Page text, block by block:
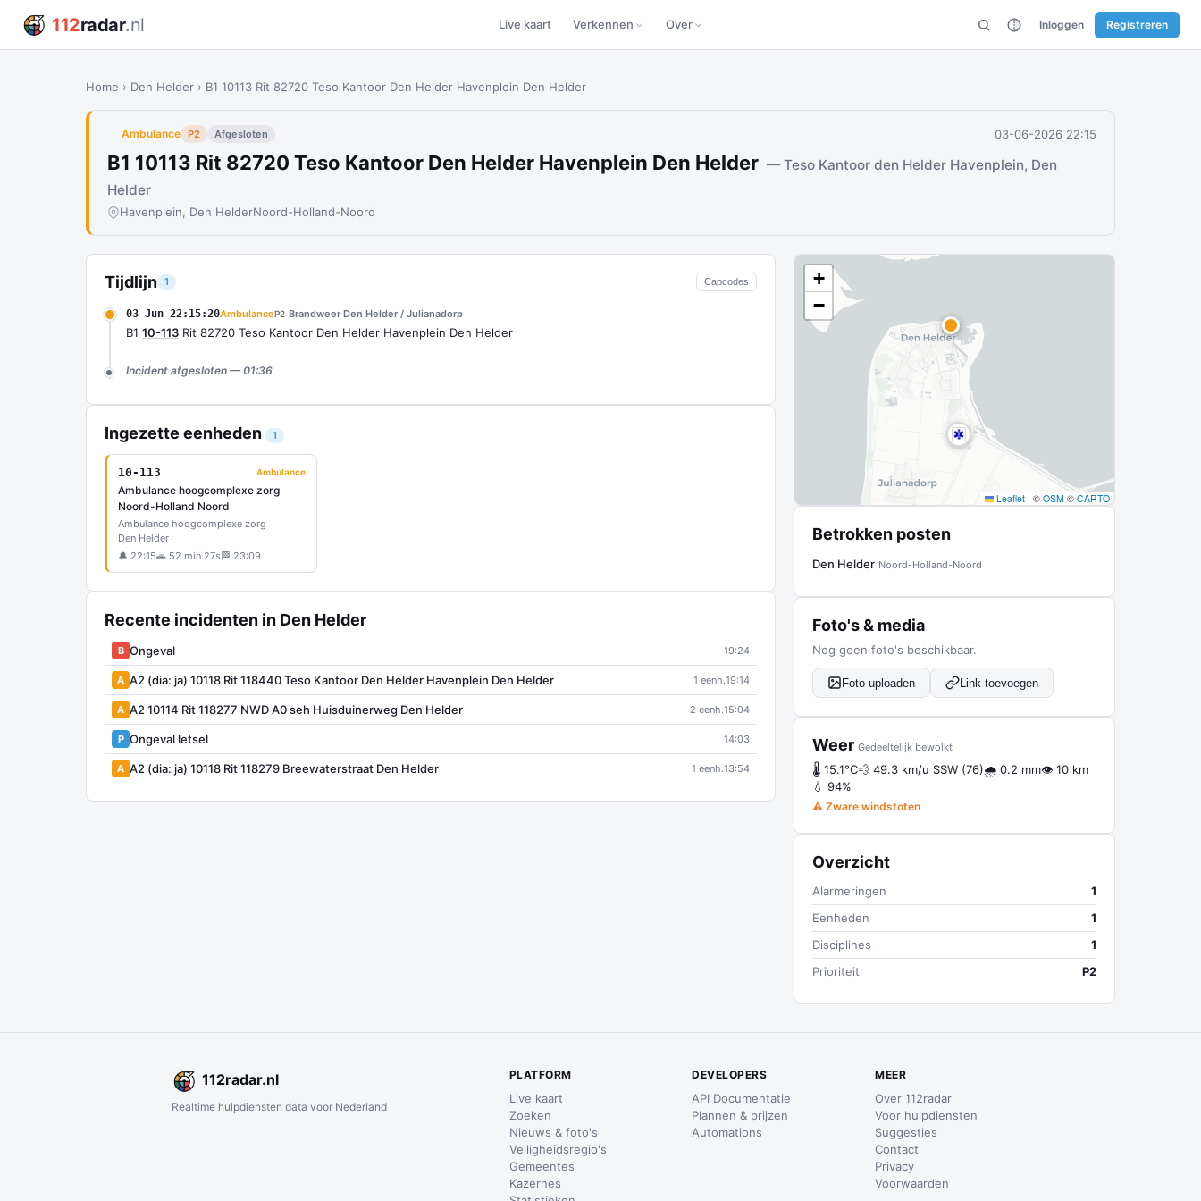
112radar.nl Live kaart Verkennen Over Inloggen Registreren
Home › Den Helder › B1 10113 Rit 82720 Teso Kantoor Den Helder Havenplein Den Helder
Ambulance P2 Afgesloten 03-06-2026 22:15
B1 10113 Rit 82720 Teso Kantoor Den Helder Havenplein Den Helder — Teso Kantoor den Helder Havenplein, Den
Helder
Havenplein, Den HelderNoord-Holland-Noord
Tijdlijn 1 Capcodes
03 Jun 22:15:20AmbulanceP2 Brandweer Den Helder / Julianadorp
B1 10-113 Rit 82720 Teso Kantoor Den Helder Havenplein Den Helder
Incident afgesloten — 01:36
Ingezette eenheden 1
10-113 Ambulance
Ambulance hoogcomplexe zorg
Noord-Holland Noord
Ambulance hoogcomplexe zorg
Den Helder
🔔 22:15🚗 52 min 27s 🏁 23:09
Recente incidenten in Den Helder
B Ongeval 19:24
A A2 (dia: ja) 10118 Rit 118440 Teso Kantoor Den Helder Havenplein Den Helder 1 eenh.19:14
A A2 10114 Rit 118277 NWD A0 seh Huisduinerweg Den Helder 2 eenh.15:04
P Ongeval letsel 14:03
A A2 (dia: ja) 10118 Rit 118279 Breewaterstraat Den Helder 1 eenh.13:54
+
−
Leaflet | © OSM © CARTO
Betrokken posten
Den Helder Noord-Holland-Noord
Foto's & media
Nog geen foto's beschikbaar.
Foto uploaden Link toevoegen
Weer Gedeeltelijk bewolkt
🌡 15.1°C💨 49.3 km/u SSW (76)🌧 0.2 mm👁 10 km
💧 94%
⚠ Zware windstoten
Overzicht
Alarmeringen
1
Eenheden
1
Disciplines
1
Prioriteit
P2
112radar.nl
Realtime hulpdiensten data voor Nederland
PLATFORM
Live kaart
Zoeken
Nieuws & foto's
Veiligheidsregio's
Gemeentes
Kazernes
DEVELOPERS
API Documentatie
Plannen & prijzen
Automations
MEER
Over 112radar
Voor hulpdiensten
Suggesties
Contact
Privacy
Voorwaarden